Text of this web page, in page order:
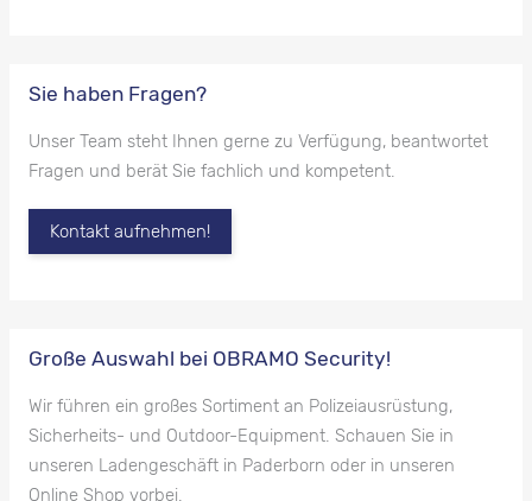
Sie haben Fragen?
Unser Team steht Ihnen gerne zu Verfügung, beantwortet
Fragen und berät Sie fachlich und kompetent.
Kontakt aufnehmen!
Große Auswahl bei OBRAMO Security!
Wir führen ein großes Sortiment an Polizeiausrüstung,
Sicherheits- und Outdoor-Equipment. Schauen Sie in
unseren Ladengeschäft in Paderborn oder in unseren
Online Shop vorbei.